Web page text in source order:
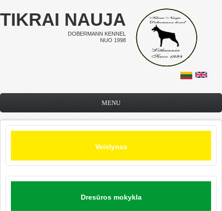
Pereiti į pagrindinį turinį
TIKRAI NAUJA
DOBERMANN KENNEL
NUO 1998
MENU
Veislynas
Dresūros mokykla